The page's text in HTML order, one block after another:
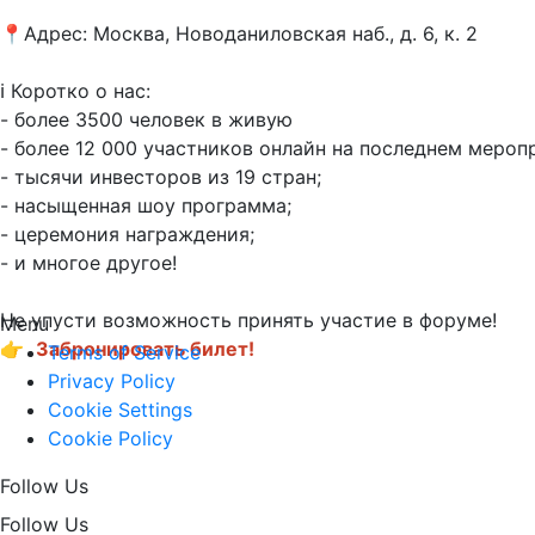
📍Адрес: Москва, Новоданиловская наб., д. 6, к. 2
ℹ️ Коротко о нас:
- более 3500 человек в живую
- более 12 000 участников онлайн на последнем
- тысячи инвесторов из 19 стран;
- насыщенная шоу программа;
- церемония награждения;
- и многое другое!
Не упусти возможность принять участие в форуме!
👉 Забронировать билет!
Menu
Terms of Service
Privacy Policy
Cookie Settings
Cookie Policy
Follow Us
Follow Us